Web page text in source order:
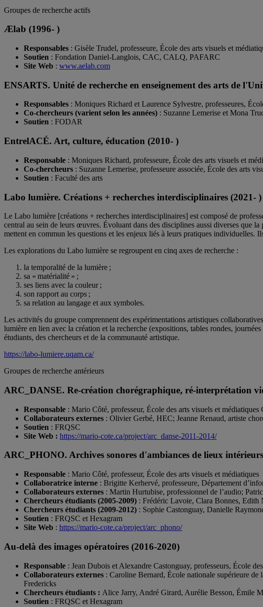
Groupes de recherche actifs
Ælab (1996- )
Responsables : Gisèle Trudel, professeure, École des arts visuels et
Soutien : Fondation Daniel-Langlois, CAC, CALQ, PAFARC
Site Web : www.aelab.com
ENSARTS. Unité de recherche en enseignement des arts de
Responsables : Moniques Richard et Laurence Sylvestre, professeures,
Co-chercheurs (varient selon les années) : Suzanne Lemerise et Mona
Soutien : FODAR
EntrelACÉ. Art, culture, éducation (2010- )
Responsable : Moniques Richard, professeure, École des arts visuels et
Co-chercheurs : Suzanne Lemerise, professeure associée, École des arts
Soutien : Faculté des arts
Labo lumière. Créations + recherches interdisciplinaires (2021- )
Le Labo lumière [créations + recherches interdisciplinaires] est composé de
central au sein de leurs œuvres. Évoluant dans des disciplines aussi diverses que
mettent en commun les questions et les enjeux liés à leurs pratiques individuelles.
Les explorations du Labo lumière se regroupent en cinq axes de recherche :
la temporalité de la lumière ;
sa « matérialité » ;
ses liens avec la couleur ;
son rapport au corps ;
sa relation au langage et aux symboles.
Les activités du groupe comprennent des expérimentations artistiques
lumière en lien avec la création et la recherche (expositions, tables rondes,
étudiants, des chercheurs et de la communauté artistique.
https://labo-lumiere.uqam.ca/
Groupes de recherche antérieurs
ARC_DANSE. Re-création chorégraphique, ré-interprétation
Responsable : Mario Côté, professeur, École des arts visuels et
Collaborateurs externes : Olivier Gerbé, HEC; Jeanne Renaud, artiste
Soutien : FRQSC
Site Web : https://mario-cote.ca/project/arc_danse-2011-2014/
ARC_PHONO. Archives sonores d'ambiances de lieux
Responsable : Mario Côté, professeur, École des arts visuels et médiatiques
Collaboratrice interne : Brigitte Kerhervé, professeure, Département
Collaborateurs externes : Martin Hurtubise, professionnel de l’audio;
Chercheurs étudiants (2005-2009) : Frédéric Lavoie, Clara Bonnes, Edith
Chercheurs étudiants (2009-2012) : Sophie Castonguay, Danielle
Soutien : FRQSC et Hexagram
Site Web : https://mario-cote.ca/project/arc_phono/
Au-delà des images opératoires (2016-2020)
Responsable : Jean Dubois et Alexandre Castonguay, professeurs, École
Collaborateurs externes : Caroline Bernard, École nationale supérieure
Fredericks
Chercheurs étudiants : Alice Jarry, André Girard, Aurélie Besson, Émile
Soutien : FRQSC et Hexagram